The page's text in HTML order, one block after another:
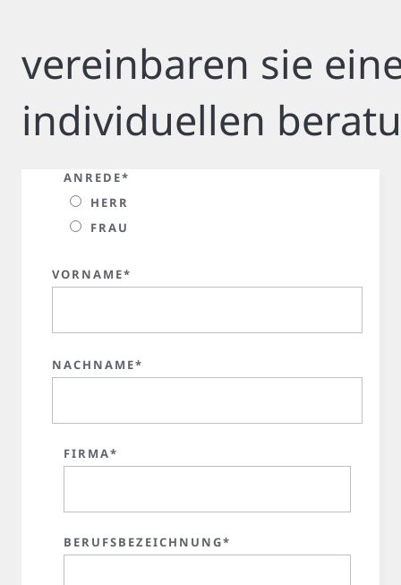
vereinbaren sie
individuellen
ANREDE*
HERR
FRAU
VORNAME*
NACHNAME*
FIRMA*
BERUFSBEZEICHNUNG*